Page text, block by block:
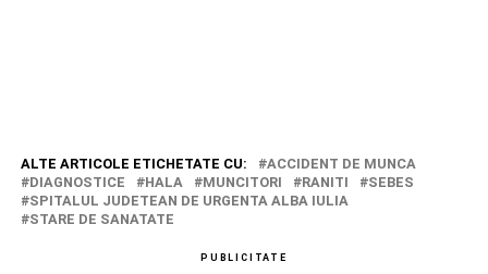
ALTE ARTICOLE ETICHETATE CU:
ACCIDENT DE MUNCA
DIAGNOSTICE
HALA MUNCITORI RANITI
SEBES
SPITALUL JUDETEAN DE URGENTA ALBA IULIA
STARE DE SANATATE
PUBLICITATE